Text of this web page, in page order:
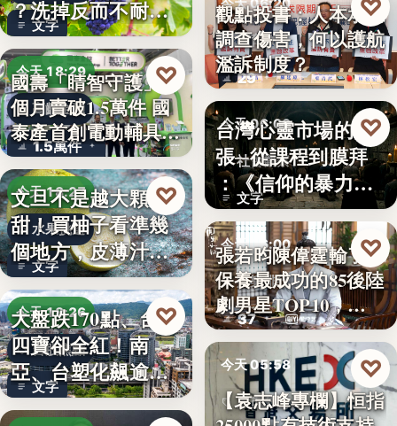
文字
？洗掉反而不耐
放，「白霜…
今天 18:29
高齡金融
1.5萬件
國壽「睛智守護」3
個月賣破1.5萬件 國
泰產首創電動輔具…
♡
今天 18:27
水果挑選
文字
文旦不是越大顆越
甜！買柚子看準幾
個地方，皮薄汁多
不踩雷
♡
今天 18:26
台股焦點
文字
大盤跌170點、台塑
四寶卻全紅！南
亞、台塑化飆逾
5%，背…
♡
今天 06:20
教育政策
29
觀點投書：人本承認
調查傷害，何以護航
濫訴制度？
♡
今天 06:00
社會觀察
文字
台灣心靈市場的擴
張─從課程到膜拜
：《信仰的暴力》
選摘（3…
♡
今天 06:00
娛樂排行
37
張若昀陳偉霆輸了！
保養最成功的85後陸
劇男星TOP10，…
♡
今天 05:58
股市分析
【袁志峰專欄】恒指
♡